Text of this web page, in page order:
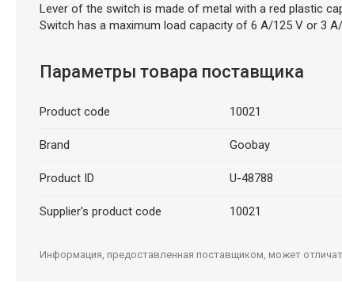
Lever of the switch is made of metal with a red plastic
Switch has a maximum load capacity of 6 A/125 V or 3 A/
Параметры товара поставщика
Product code 10021
Brand Goobay
Product ID U-48788
Supplier's product code 10021
Информация, предоставленная поставщиком, может